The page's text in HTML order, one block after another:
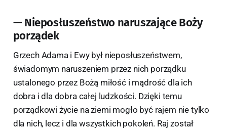
— Nieposłuszeństwo naruszające Boży
porządek
Grzech Adama i Ewy był nieposłuszeństwem,
świadomym naruszeniem przez nich porządku
ustalonego przez Bożą miłość i mądrość dla ich
dobra i dla dobra całej ludzkości. Dzięki temu
porządkowi życie na ziemi mogło być rajem nie tylko
dla nich, lecz i dla wszystkich pokoleń. Raj został